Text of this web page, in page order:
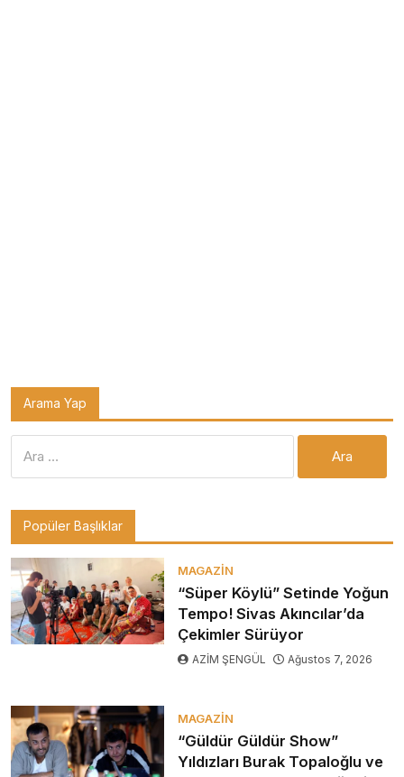
Arama Yap
Popüler Başlıklar
MAGAZIN
“Süper Köylü” Setinde Yoğun
Tempo! Sivas Akıncılar’da
Çekimler Sürüyor
AZİM ŞENGÜL Ağustos 7, 2026
MAGAZIN
“Güldür Güldür Show”
Yıldızları Burak Topaloğlu ve